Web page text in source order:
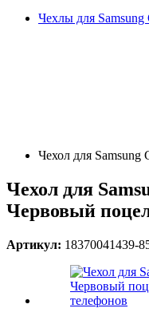
Чехлы для
Чехол для
Чехол для
Червовый
Артикул: 18370041439-